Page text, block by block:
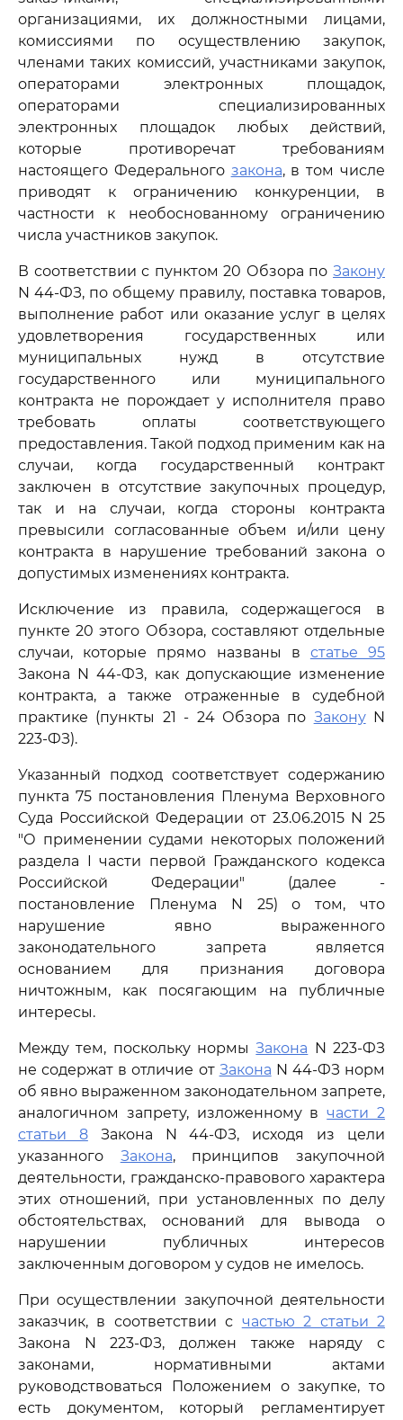
организациями, их должностными лицами,
комиссиями по осуществлению закупок,
членами таких комиссий, участниками закупок,
операторами электронных площадок,
операторами специализированных
электронных площадок любых действий,
которые противоречат требованиям
настоящего Федерального закона, в том числе
приводят к ограничению конкуренции, в
частности к необоснованному ограничению
числа участников закупок.
В соответствии с пунктом 20 Обзора по Закону
N 44-ФЗ, по общему правилу, поставка товаров,
выполнение работ или оказание услуг в целях
удовлетворения государственных или
муниципальных нужд в отсутствие
государственного или муниципального
контракта не порождает у исполнителя право
требовать оплаты соответствующего
предоставления. Такой подход применим как на
случаи, когда государственный контракт
заключен в отсутствие закупочных процедур,
так и на случаи, когда стороны контракта
превысили согласованные объем и/или цену
контракта в нарушение требований закона о
допустимых изменениях контракта.
Исключение из правила, содержащегося в
пункте 20 этого Обзора, составляют отдельные
случаи, которые прямо названы в статье 95
Закона N 44-ФЗ, как допускающие изменение
контракта, а также отраженные в судебной
практике (пункты 21 - 24 Обзора по ЗаконуN
223-ФЗ).
Указанный подход соответствует содержанию
пункта 75 постановления Пленума Верховного
Суда Российской Федерации от 23.06.2015 N 25
"О применении судами некоторых положений
раздела I части первой Гражданского кодекса
Российской Федерации" (далее -
постановление Пленума N 25) о том, что
нарушение явно выраженного
законодательного запрета является
основанием для признания договора
ничтожным, как посягающим на публичные
интересы.
Между тем, поскольку нормыЗакона N 223-ФЗ
не содержат в отличие от Закона N 44-ФЗ норм
об явно выраженном законодательном запрете,
аналогичном запрету, изложенному вчасти 2
статьи 8Закона N 44-ФЗ, исходя из цели
указанного Закона, принципов закупочной
деятельности, гражданско-правового характера
этих отношений, при установленных по делу
обстоятельствах, оснований для вывода о
нарушении публичных интересов
заключенным договором у судов не имелось.
При осуществлении закупочной деятельности
заказчик, в соответствии с частью 2 статьи 2
Закона N 223-ФЗ, должен также наряду с
законами, нормативными актами
руководствоваться Положением о закупке, то
есть документом, который регламентирует